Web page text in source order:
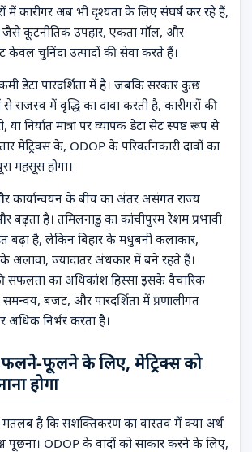
में कारीगर अब भी दृश्यता के लिए संघर्ष कर रहे हैं,
कूटनीतिक उपहार, एकता मॉल, और
केवल चुनिंदा उत्पादों की सेवा करते हैं।
डेटा पारदर्शिता में है। जबकि सरकार कुछ
राजस्व में वृद्धि का दावा करती है, कारीगरों की
निर्यात मात्रा पर व्यापक डेटा सेट स्पष्ट रूप से
मेट्रिक्स के, ODOP के परिवर्तनकारी दावों का
महसूस होगा।
कार्यान्वयन के बीच का अंतर असंगत राज्य
बढ़ता है। तमिलनाडु का कांचीपुरम रेशम प्रभावी
बढ़ा है, लेकिन बिहार के मधुबनी कलाकार,
के अलावा, ज्यादातर अंधकार में बने रहते हैं।
सफलता का अधिकांश हिस्सा इसके वैचारिक
बजट, और पारदर्शिता में प्रणालीगत
अधिक निर्भर करता है।
फूलने के लिए, मेट्रिक्स को
होगा
है कि सशक्तिकरण का वास्तव में क्या अर्थ
पूछना। ODOP के वादों को साकार करने के लिए,